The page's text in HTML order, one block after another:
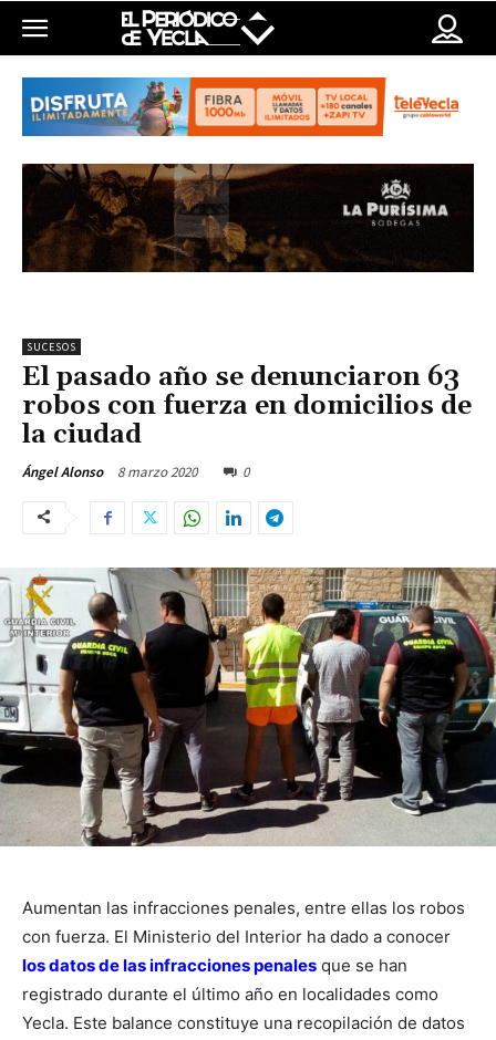
SUCESOS
El pasado año se denunciaron 63
robos con fuerza en domicilios de
la ciudad
Ángel Alonso 8 marzo 2020 0
Aumentan las infracciones penales, entre ellas los robos
con fuerza. El Ministerio del Interior ha dado a conocer
los datos de las infracciones penales que se han
registrado durante el último año en localidades como
Yecla. Este balance constituye una recopilación de datos